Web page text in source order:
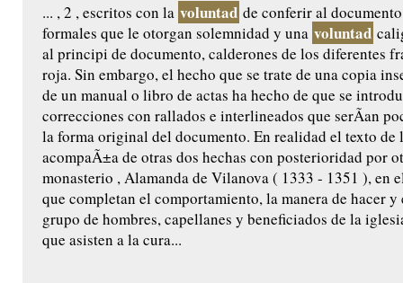
... , 2 , escritos con la voluntad de conferir al
formales que le otorgan solemnidad y una voluntad
al principi de documento, calderones de los diferentes
roja. Sin embargo, el hecho que se trate de una copia
de un manual o libro de actas ha hecho de que se
correcciones con rallados e interlineados que serÃ­an
la forma original del documento. En realidad el texto de
acompaÃ±a de otras dos hechas con posterioridad por
monasterio , Alamanda de Vilanova ( 1333 - 1351 ), en
que completan el comportamiento, la manera de hacer
grupo de hombres, capellanes y beneficiados de la
que asisten a la cura...